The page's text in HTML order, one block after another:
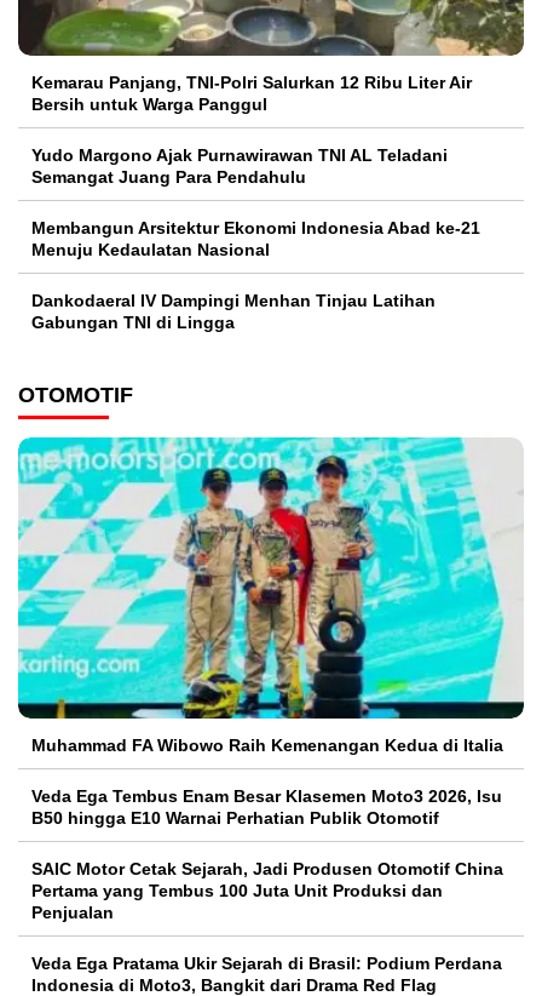
Kemarau Panjang, TNI-Polri Salurkan 12 Ribu Liter Air
Bersih untuk Warga Panggul
Yudo Margono Ajak Purnawirawan TNI AL Teladani
Semangat Juang Para Pendahulu
Membangun Arsitektur Ekonomi Indonesia Abad ke-21
Menuju Kedaulatan Nasional
Dankodaeral IV Dampingi Menhan Tinjau Latihan
Gabungan TNI di Lingga
OTOMOTIF
Muhammad FA Wibowo Raih Kemenangan Kedua di Italia
Veda Ega Tembus Enam Besar Klasemen Moto3 2026, Isu
B50 hingga E10 Warnai Perhatian Publik Otomotif
SAIC Motor Cetak Sejarah, Jadi Produsen Otomotif China
Pertama yang Tembus 100 Juta Unit Produksi dan
Penjualan
Veda Ega Pratama Ukir Sejarah di Brasil: Podium Perdana
Indonesia di Moto3, Bangkit dari Drama Red Flag